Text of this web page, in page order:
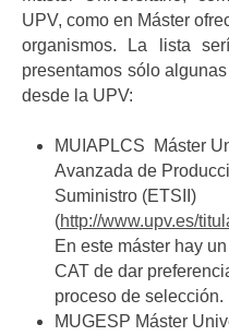
UPV, como en Máster
organismos. La lista
presentamos sólo
desde la UPV:
MUIAPLCS Máster
Avanzada de
Suministro (ETSII)
(http://www.upv.es/
En este máster hay
CAT de dar
proceso de selección.
MUGESP Máster